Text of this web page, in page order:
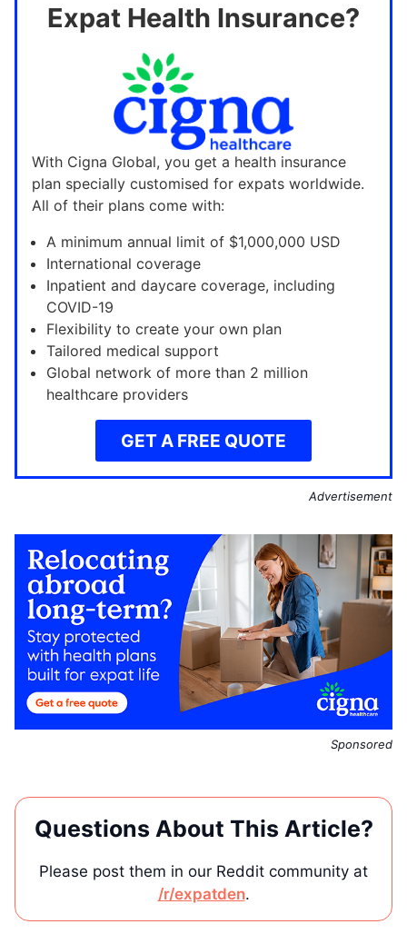
Expat Health Insurance?
With Cigna Global, you get a health insurance
plan specially customised for expats worldwide.
All of their plans come with:
A minimum annual limit of $1,000,000 USD
International coverage
Inpatient and daycare coverage, including
COVID-19
Flexibility to create your own plan
Tailored medical support
Global network of more than 2 million
healthcare providers
GET A FREE QUOTE
Advertisement
Sponsored
Questions About This Article?
Please post them in our Reddit community at
/r/expatden.